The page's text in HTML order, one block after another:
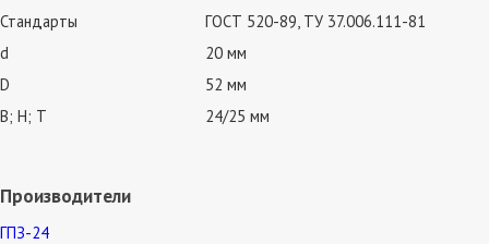
Стандарты
ГОСТ 520-89, ТУ 37.006.111-81
d
20 мм
D
52 мм
В; Н; Т
24/25 мм
Производители
ГПЗ-24